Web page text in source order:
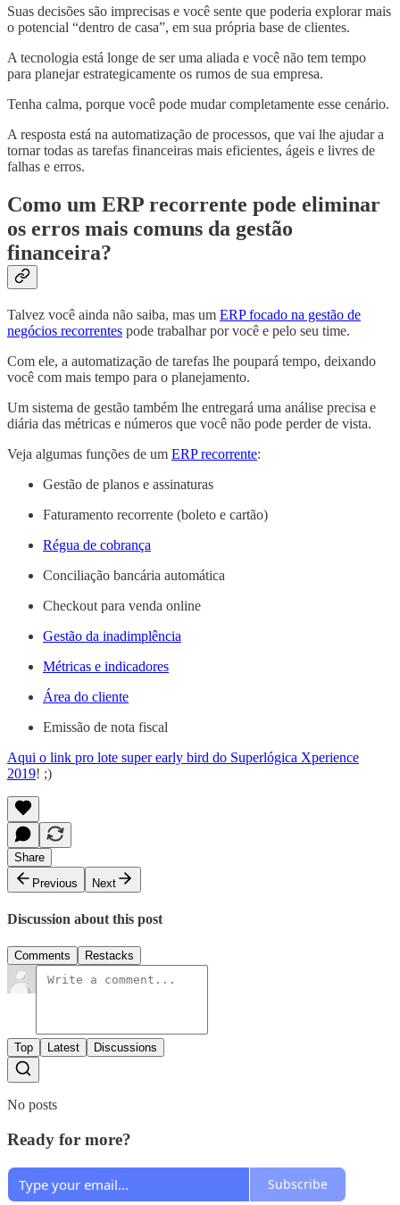
Suas decisões são imprecisas e você sente que poderia explorar mais
o potencial “dentro de casa”, em sua própria base de clientes.
A tecnologia está longe de ser uma aliada e você não tem tempo
para planejar estrategicamente os rumos de sua empresa.
Tenha calma, porque você pode mudar completamente esse cenário.
A resposta está na automatização de processos, que vai lhe ajudar a
tornar todas as tarefas financeiras mais eficientes, ágeis e livres de
falhas e erros.
Como um ERP recorrente pode eliminar
os erros mais comuns da gestão
financeira?
Talvez você ainda não saiba, mas um ERP focado na gestão de
negócios recorrentes pode trabalhar por você e pelo seu time.
Com ele, a automatização de tarefas lhe poupará tempo, deixando
você com mais tempo para o planejamento.
Um sistema de gestão também lhe entregará uma análise precisa e
diária das métricas e números que você não pode perder de vista.
Veja algumas funções de um ERP recorrente:
Gestão de planos e assinaturas
Faturamento recorrente (boleto e cartão)
Régua de cobrança
Conciliação bancária automática
Checkout para venda online
Gestão da inadimplência
Métricas e indicadores
Área do cliente
Emissão de nota fiscal
Aqui o link pro lote super early bird do Superlógica Xperience
2019! ;)
Share
Previous
Next
Discussion about this post
Comments Restacks
Top Latest Discussions
No posts
Ready for more?
Subscribe